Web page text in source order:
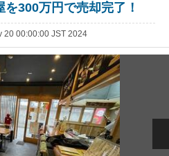
300万円で売却完了！
20 00:00:00 JST 2024